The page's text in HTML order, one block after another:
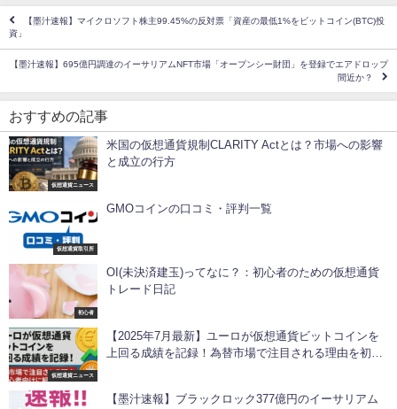
【墨汁速報】マイクロソフト株主99.45%の反対票「資産の最低1%をビットコイン(BTC)投
資」
【墨汁速報】695億円調達のイーサリアムNFT市場「オープンシー財団」を登録でエアドロップ
間近か？
おすすめの記事
仮想通貨ニュース
米国の仮想通貨規制CLARITY Actとは？市場への影響
と成立の行方
仮想通貨取引所
GMOコインの口コミ・評判一覧
初心者
OI(未決済建玉)ってなに？：初心者のための仮想通貨
トレード日記
仮想通貨ニュース
【2025年7月最新】ユーロが仮想通貨ビットコインを
上回る成績を記録！為替市場で注目される理由を初心
【墨汁速報】ブラックロック377億円のイーサリアム